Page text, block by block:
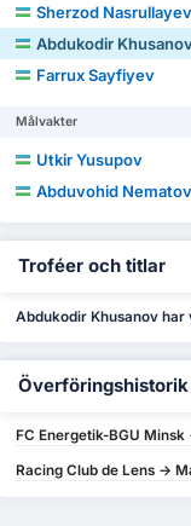
Sherzod Nasrullayev
Abdukodir
Farrux Sayfiyev
Målvakter
Utkir Yusupov
Abduvohid Nematov
Troféer och titlar
Abdukodir Khusanov
Överföringshistorik
FC Energetik-BGU Minsk
Racing Club de Lens ->